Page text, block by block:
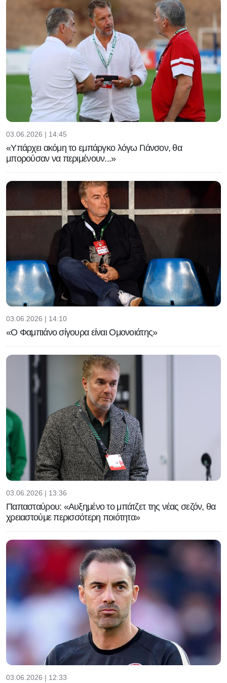
03.06.2026 | 14:45
«Υπάρχει ακόμη το εμπάργκο λόγω Γιάνσον, θα
μπορούσαν να περιμένουν...»
03.06.2026 | 14:10
«Ο Φαμπιάνο σίγουρα είναι Ομονοιάτης»
03.06.2026 | 13:36
Παπασταύρου: «Αυξημένο το μπάτζετ της νέας σεζόν, θα
χρειαστούμε περισσότερη ποιότητα»
03.06.2026 | 12:33